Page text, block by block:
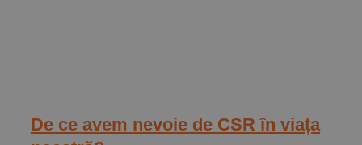
De ce avem nevoie de CSR în viața